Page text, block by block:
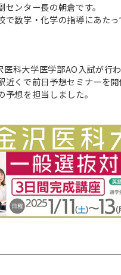
ンター長の朝倉です。
数学・化学の指導にあたっ
科大学医学部AO入試が行わ
近くで前日予想セミナーを
想を担当しました。